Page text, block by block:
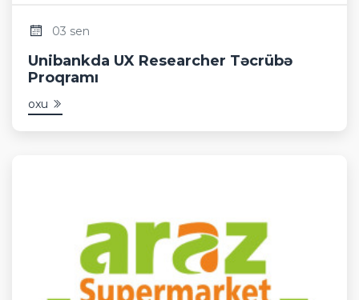
03 sen
Unibankda UX Researcher Təcrübə
Proqramı
oxu